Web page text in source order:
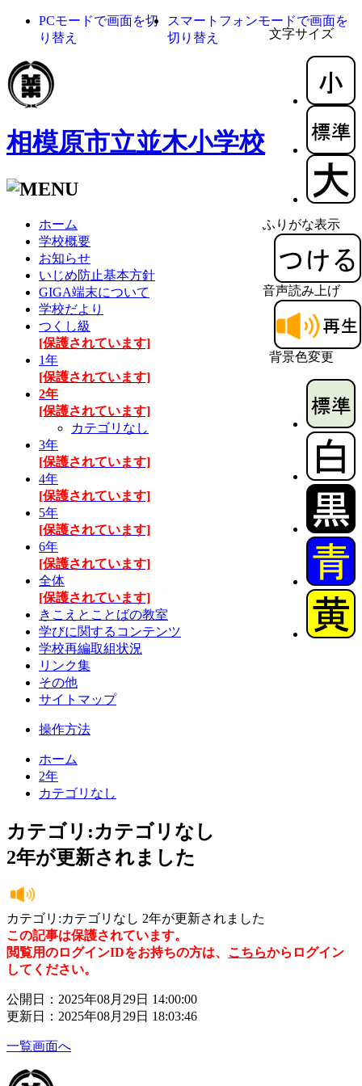
文字サイズ
ふりがな表示
音声読み上げ
背景色変更
PCモードで画面を切
り替え
スマートフォンモードで画面を
切り替え
相模原市立並木小学校
ホーム
学校概要
お知らせ
いじめ防止基本方針
GIGA端末について
学校だより
つくし級
[保護されています]
1年
[保護されています]
2年
[保護されています]
カテゴリなし
3年
[保護されています]
4年
[保護されています]
5年
[保護されています]
6年
[保護されています]
全体
[保護されています]
きこえとことばの教室
学びに関するコンテンツ
学校再編取組状況
リンク集
その他
サイトマップ
操作方法
ホーム
2年
カテゴリなし
カテゴリ:カテゴリなし
2年が更新されました
カテゴリ:カテゴリなし 2年が更新されました
この記事は保護されています。
閲覧用のログインIDをお持ちの方は、 こちらからログイン
してください。
公開日：2025年08月29日 14:00:00
更新日：2025年08月29日 18:03:46
一覧画面へ